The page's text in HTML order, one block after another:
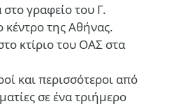
γραφείο του Γ.
της Αθήνας.
κτίριο του ΟΑΣ στα
και περισσότεροι από
σε ένα τριήμερο